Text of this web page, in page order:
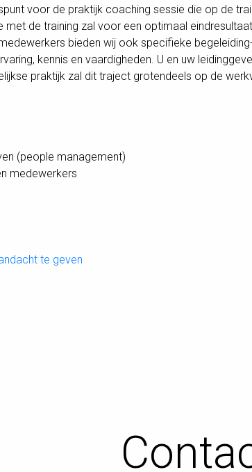
voor de praktijk coaching sessie die op de
de training zal voor een optimaal
bieden wij ook specifieke
kennis en vaardigheden. U en uw
praktijk zal dit traject grotendeels op de
(people management)
medewerkers
te geven